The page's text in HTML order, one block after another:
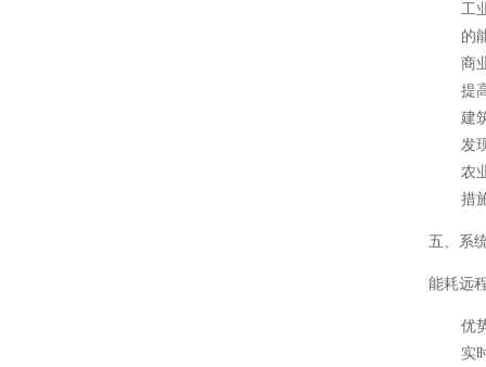
工
的
商
提
建
发
农
措
五、系
能耗远
优
实